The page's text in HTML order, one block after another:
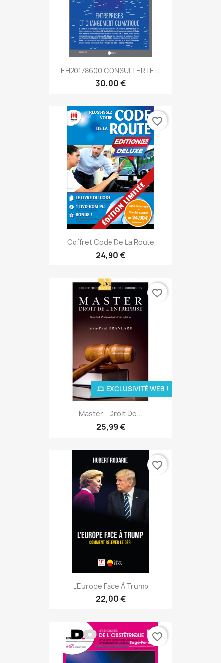
EH20178600 CONSULTER LE...
30,00 €
Coffret Code De La Route
24,90 €
favorite_border
Master - Droit De...
25,99 €
EXCLUSIVITÉ WEB !
favorite_border
L’Europe Face À Trump
22,00 €
favorite_border
favorite_border